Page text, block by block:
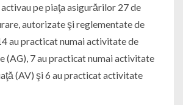
pe piaţa asigurărilor 27 de
autorizate şi reglementate de
au practicat numai activitate de
(AG), 7 au practicat numai activitate
(AV) şi 6 au practicat activitate